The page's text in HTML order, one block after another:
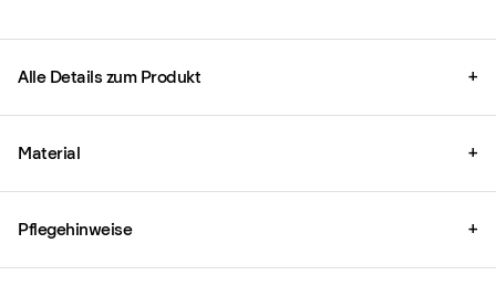
Alle Details zum Produkt +
Material +
Pflegehinweise +